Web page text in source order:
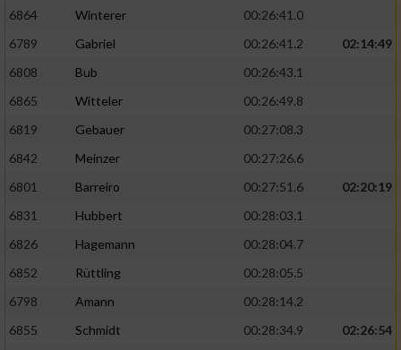
6864
Winterer
00:26:41.0
6789
Gabriel 00:26:41.2
02:14:49
6808
Bub
00:26:43.1
6865
Witteler
00:26:49.8
6819
Gebauer
00:27:08.3
6842
Meinzer
00:27:26.6
6801
Barreiro 00:27:51.6
02:20:19
6831
Hubbert
00:28:03.1
6826
Hagemann
00:28:04.7
6852
Rüttling
00:28:05.5
6798
Amann
00:28:14.2
6855
Schmidt 00:28:34.9
02:26:54